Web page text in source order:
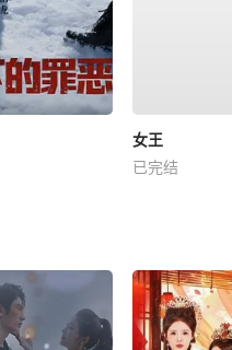
女王
已完结